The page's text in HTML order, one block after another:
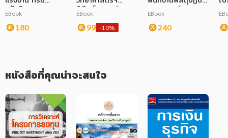
สวัสดิการและ
คุ้มครองแรงงาน
EBook
180
ฟิสิกส์ ม.6 เล่ม 1
(หลักสูตร 60)
EBook
99 -10%
งาน กรมท่า
อากาศยาน
EBook
240
หนังสือที่คุณน่าจะสนใจ